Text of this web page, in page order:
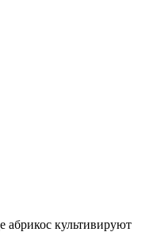
абрикос культивируют